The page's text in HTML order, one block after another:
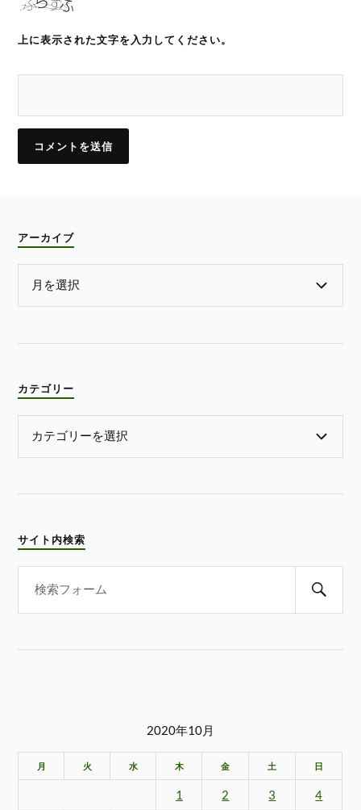
上に表示された文字を入力してください。
アーカイブ
カテゴリー
サイト内検索
2020年10月
月 火 水 木 金 土 日
1 2 3 4